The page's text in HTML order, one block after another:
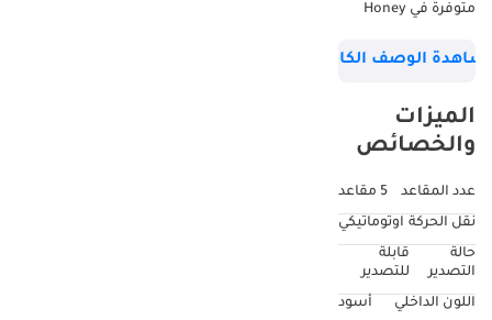
متوفرة في Honey
الوصف الكامل
الميزات
والخصائص
عدد المقاعد
5 مقاعد
نقل الحركة اوتوماتيكي
حالة
التصدير
قابلة
للتصدير
اللون الداخلي
أسود